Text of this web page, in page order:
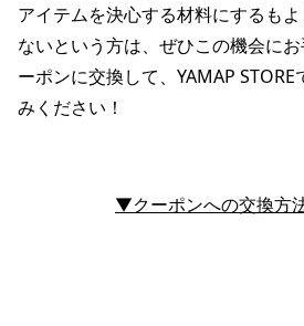
アイテムを決心する材料にするも
ないという方は、ぜひこの機会に
ーポンに交換して、YAMAP
みください！
▼クーポンへの交換方